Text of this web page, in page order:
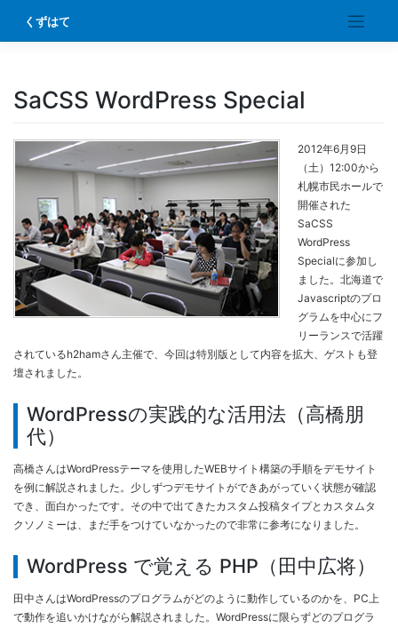
content
くずはて
SaCSS WordPress Special
2012年6月9日
（土）12:00から
札幌市民ホールで
開催された
SaCSS
WordPress
Specialに参加し
ました。北海道で
Javascriptのプロ
グラムを中心にフ
リーランスで活躍
されているh2hamさん主催で、今回は特別版として内容を拡大、ゲストも登
壇されました。
WordPressの実践的な活用法（高橋朋
代）
高橋さんはWordPressテーマを使用したWEBサイト構築の手順をデモサイト
を例に解説されました。少しずつデモサイトができあがっていく状態が確認
でき、面白かったです。その中で出てきたカスタム投稿タイプとカスタムタ
クソノミーは、まだ手をつけていなかったので非常に参考になりました。
WordPress で覚える PHP（田中広将）
田中さんはWordPressのプログラムがどのように動作しているのかを、PC上
で動作を追いかけながら解説されました。WordPressに限らずどのプログラ